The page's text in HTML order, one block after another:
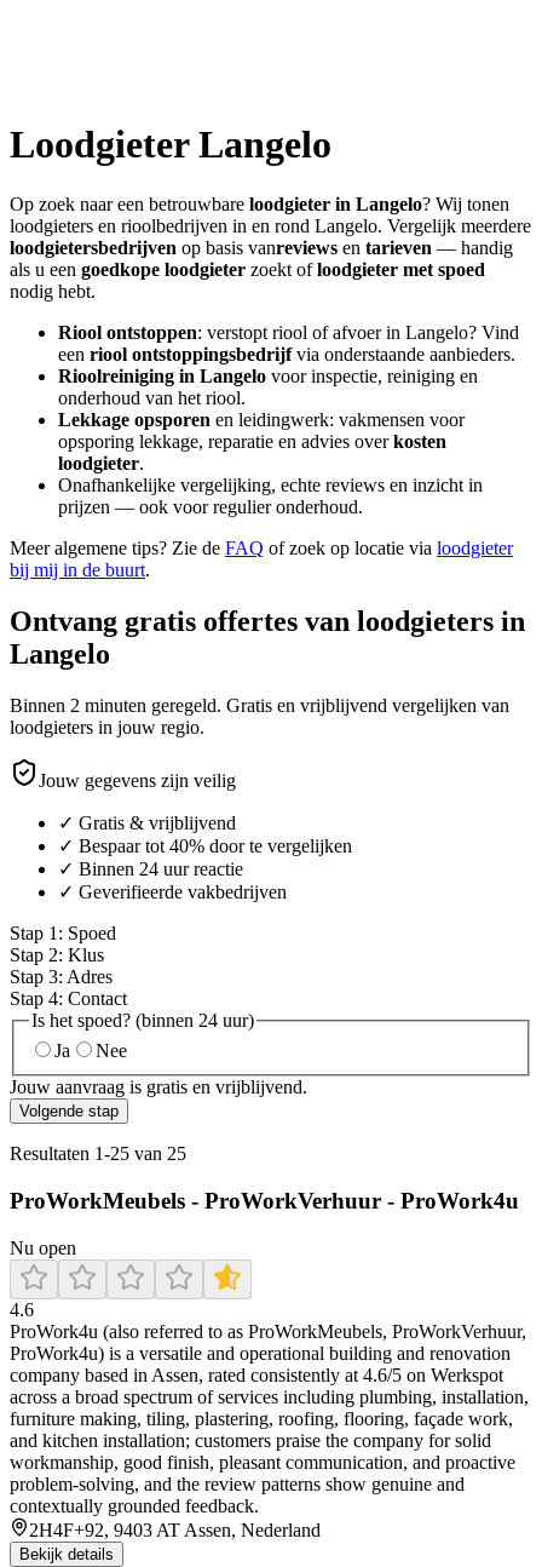
LoodgieterLangelo
Op zoek naar een betrouwbare loodgieter in Langelo? Wij tonen
loodgieters en rioolbedrijven in en rond Langelo. Vergelijk meerdere
loodgietersbedrijven op basis vanreviews en tarieven — handig
als u een goedkope loodgieter zoekt ofloodgieter met spoed
nodig hebt.
Riool ontstoppen: verstopt riool of afvoer in Langelo? Vind
een riool ontstoppingsbedrijfvia onderstaande aanbieders.
Rioolreiniging in Langelo voor inspectie, reiniging en
onderhoud van het riool.
Lekkage opsporen en leidingwerk: vakmensen voor
opsporing lekkage, reparatie en advies overkosten
loodgieter.
Onafhankelijke vergelijking, echte reviews en inzicht in
prijzen — ook voor regulier onderhoud.
Meer algemene tips? Zie de FAQ of zoek op locatie via loodgieter
bij mij in de buurt.
Ontvang gratis offertes van loodgieters in
Langelo
Binnen 2 minuten geregeld. Gratis en vrijblijvend vergelijken van
loodgieters in jouw regio.
Jouw gegevens zijn veilig
✓ Gratis & vrijblijvend
✓ Bespaar tot 40% door te vergelijken
✓ Binnen 24 uur reactie
✓ Geverifieerde vakbedrijven
Stap 1 : Spoed
Stap 2: Klus
Stap 3: Adres
Stap 4: Contact
Is het spoed? (binnen 24 uur)
Ja
Nee
Jouw aanvraag is gratis en vrijblijvend.
Volgende stap
Resultaten 1-25 van 25
ProWorkMeubels - ProWorkVerhuur - ProWork4u
Nu open
4.6
ProWork4u (also referred to as ProWorkMeubels, ProWorkVerhuur,
ProWork4u) is a versatile and operational building and renovation
company based in Assen, rated consistently at 4.6/5 on Werkspot
across a broad spectrum of services including plumbing, installation,
furniture making, tiling, plastering, roofing, flooring, façade work,
and kitchen installation; customers praise the company for solid
workmanship, good finish, pleasant communication, and proactive
problem-solving, and the review patterns show genuine and
contextually grounded feedback.
2H4F+92, 9403 AT Assen, Nederland
Bekijk details